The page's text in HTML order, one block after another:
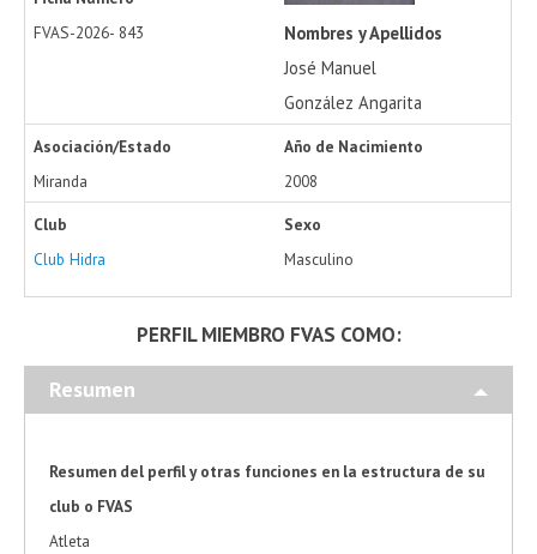
FVAS-2026- 843
Nombres y Apellidos
José Manuel
González Angarita
Asociación/Estado
Miranda
Año de Nacimiento
2008
Club
Club Hidra
Sexo
Masculino
PERFIL MIEMBRO FVAS COMO:
Resumen
Resumen del perfil y otras funciones en la estructura de su
club o FVAS
Atleta